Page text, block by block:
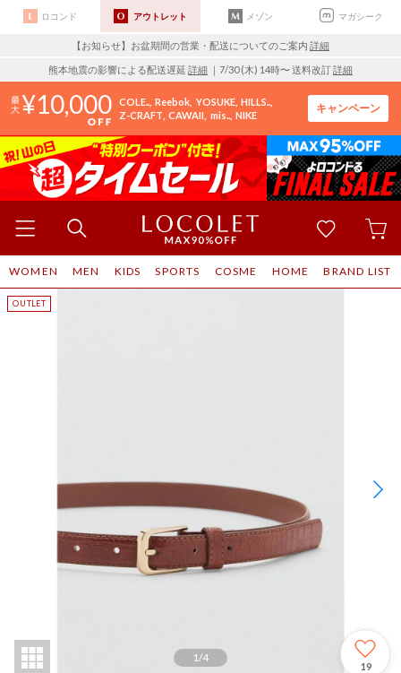
ロコンド アウトレット メゾン マガシーク
【お知らせ】お盆期間の営業・配送についてのご案内 詳細
熊本地震の影響による配送遅延 詳細 ｜7/30 (木) 14時〜 送料改訂詳細
10,000 COLE.. Reebok YOSUKE HILLS..
Z-CRAFT CAWAII mis.. NIKE
キャンペーン
WOMEN MEN KIDS SPORTS COSME HOME BRAND LIST
1/4
19